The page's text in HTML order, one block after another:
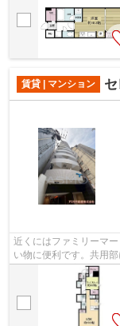
賃貸 | マンション
近くにはファミリーマ
い物に便利です。共用
り、とても充実してい